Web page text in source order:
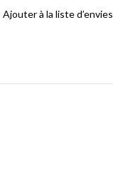
Ajouter à la liste d’envies